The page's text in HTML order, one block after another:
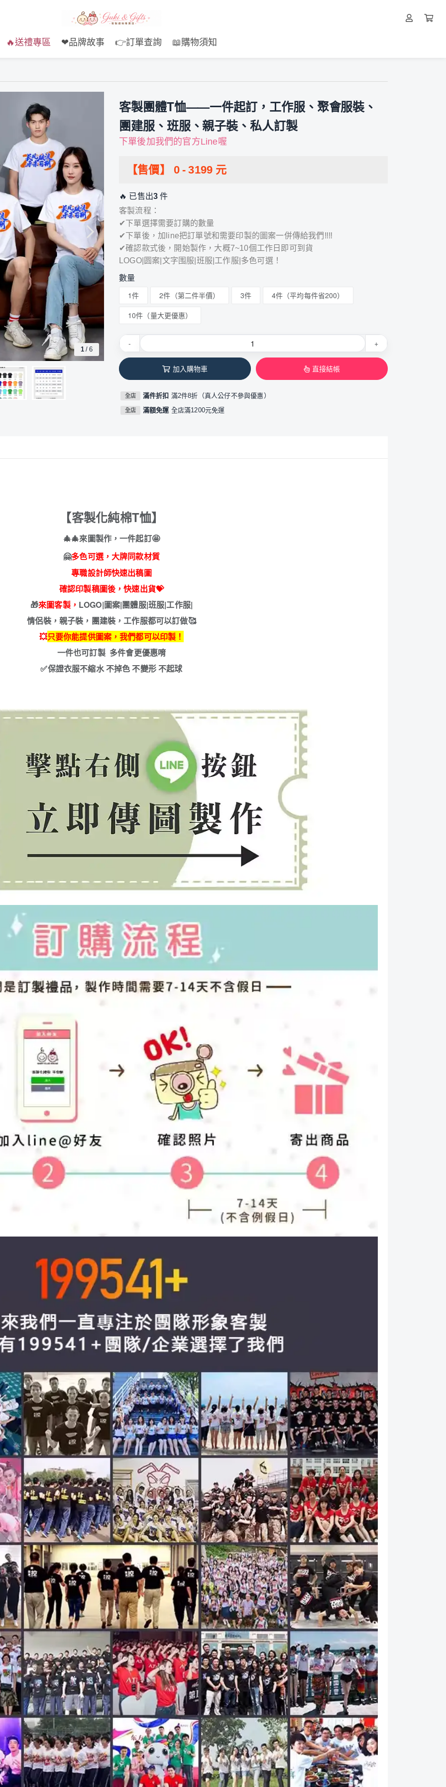
🔥送禮專區 ❤品牌故事 👉訂單查詢 📖購物須知
1 / 6
客製團體T恤——一件起訂，工作服、聚會服裝、
團建服、班服、親子裝、私人訂製
下單後加我們的官方Line喔
【售價】 0 - 3199 元
🔥 已售出3 件
客製流程：
✔下單選擇需要訂購的數量
✔下單後，加line把訂單號和需要印製的圖案一併傳給我們‼‼
✔確認款式後，開始製作，大概7~10個工作日即可到貨
LOGO|圆案|文字围服|班服|工作服|多色可選！
數量
1件 2件（第二件半價） 3件
4件（平均每件省200）
10件（量大更優惠）
- +
加入購物車 直接結帳
全店 滿件折扣 滿2件8折（真人公仔不參與優惠）
全店 滿額免運 全店滿1200元免運
【客製化純棉T恤】
🎄🎄來圖製作，一件起訂🤩
🤗多色可選，大牌同款材質
專職設計師快速出稿圖
確認印製稿圖後，快速出貨💝
🎁來圖客製， LOGO|圖案|團體服|班服|工作服|
情侶裝，親子裝，團建裝，工作服都可以訂做🥰
💥只要你能提供圖案，我們都可以印製！
一件也可訂製 多件會更優惠唷
✅保證衣服不縮水 不掉色 不變形 不起球